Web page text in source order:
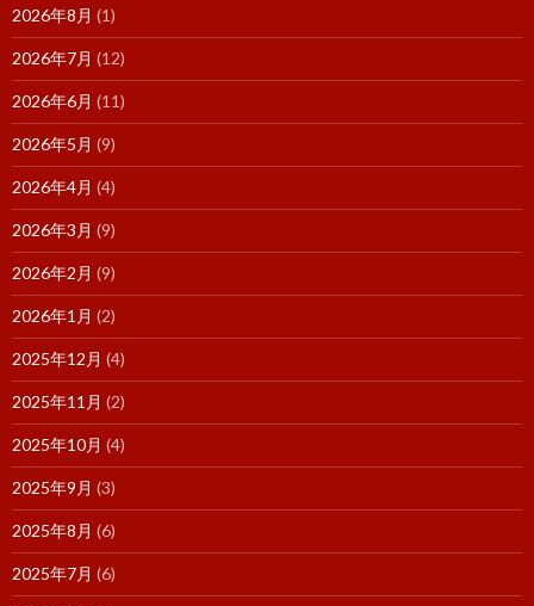
2026年8月 (1)
2026年7月 (12)
2026年6月 (11)
2026年5月 (9)
2026年4月 (4)
2026年3月 (9)
2026年2月 (9)
2026年1月 (2)
2025年12月 (4)
2025年11月 (2)
2025年10月 (4)
2025年9月 (3)
2025年8月 (6)
2025年7月 (6)